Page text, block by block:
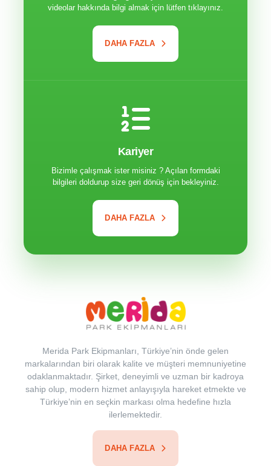
videolar hakkında bilgi almak için lütfen tıklayınız.
DAHA FAZLA
Kariyer
Bizimle çalışmak ister misiniz ? Açılan formdaki
bilgileri doldurup size geri dönüş için bekleyiniz.
DAHA FAZLA
Merida Park Ekipmanları, Türkiye’nin önde gelen
markalarından biri olarak kalite ve müşteri memnuniyetine
odaklanmaktadır. Şirket, deneyimli ve uzman bir kadroya
sahip olup, modern hizmet anlayışıyla hareket etmekte ve
Türkiye’nin en seçkin markası olma hedefine hızla
ilerlemektedir.
DAHA FAZLA